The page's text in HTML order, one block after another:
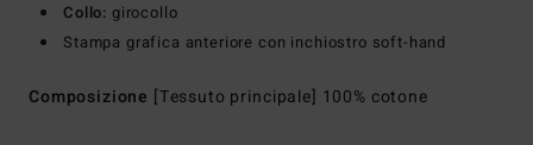
Collo: girocollo
Stampa grafica anteriore con inchiostro soft-hand
Composizione [Tessuto principale] 100% cotone